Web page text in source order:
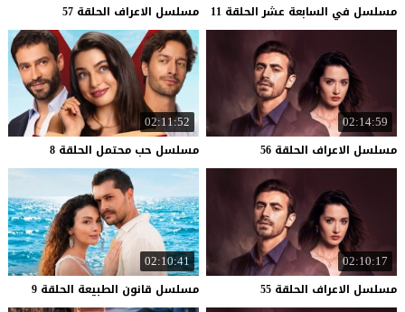
مسلسل في السابعة عشر الحلقة 11 مسلسل الاعراف الحلقة 57
02:14:59
مسلسل الاعراف الحلقة 56
02:11:52
مسلسل حب محتمل الحلقة 8
02:10:17
مسلسل الاعراف الحلقة 55
02:10:41
مسلسل قانون الطبيعة الحلقة 9